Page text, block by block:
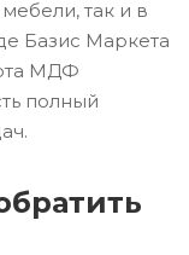
так и в
Базис Маркета
МДФ
полный